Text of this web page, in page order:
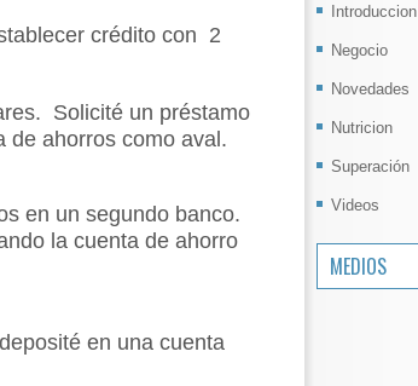
crédito con 2
Solicité un préstamo
de ahorros como aval.
en un segundo banco.
la cuenta de ahorro
en una cuenta
Introduccion
Negocio
Novedades
Nutricion
Superación
Videos
MEDIOS